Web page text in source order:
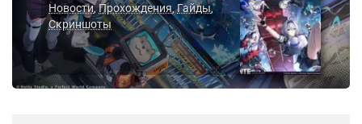
Новости,Прохождения ,Гайды,
Скриншоты